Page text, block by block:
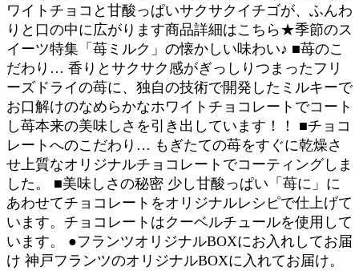
ワイトチョコと甘酸っぱいサクサクイチゴが、ふんわ
りと口の中に広がります商品詳細はこちら★季節のス
イーツ特集「苺ミルク」の懐かしい味わい♪ ■苺のこ
だわり… 香りとサクサク感がぎっしりつまったフリ
ーズドライの苺に、独自の技術で開発したミルキーで
お口解けのなめらかなホワイトチョコレートでコート
し苺本来の美味しさを引き出しています！！ ■チョコ
レートへのこだわり… もぎたての苺をすぐに乾燥さ
せ上質なオリジナルチョコレートでコーティングしま
した。 ■美味しさの秘密 少し甘酸っぱい「苺に」に
あわせてチョコレートをオリジナルレシピで仕上げて
います。チョコレートはクーベルチュールを使用して
います。 ●フランツオリジナルBOXにお入れしてお届
け 神戸フランツのオリジナルBOXに入れてお届け。